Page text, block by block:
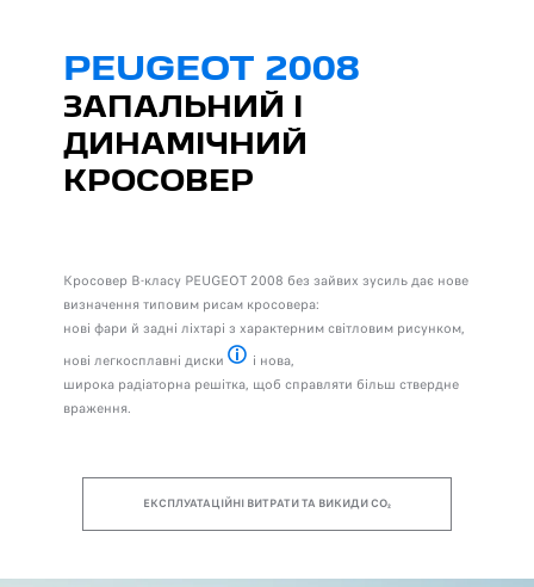
PEUGEOT 2008
ЗАПАЛЬНИЙ І
ДИНАМІЧНИЙ
КРОСОВЕР
Кросовер B-класу PEUGEOT 2008 без зайвих зусиль дає нове
визначення типовим рисам кросовера:
нові фари й задні ліхтарі з характерним світловим рисунком,
нові легкосплавні диски
Залежить від варіанта комплектації
і нова,
широка радіаторна решітка, щоб справляти більш ствердне
враження.
ЕКСПЛУАТАЦІЙНІ ВИТРАТИ ТА ВИКИДИ CO₂